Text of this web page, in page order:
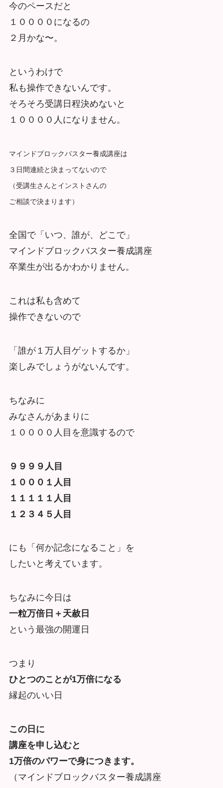
今のペースだと
１００００になるの
２月かな〜。
というわけで
私も操作できないんです。
そろそろ受講日程決めないと
１００００人になりません。
マインドブロックバスター養成講座は
３日間連続と決まってないので
（受講生さんとインストさんの
ご相談で決まります）
全国で「いつ、誰が、どこで」
マインドブロックバスター養成講座
卒業生が出るかわかりません。
これは私も含めて
操作できないので
「誰が１万人目ゲットするか」
楽しみでしょうがないんです。
ちなみに
みなさんがあまりに
１００００人目を意識するので
９９９９人目
１０００１人目
１１１１１人目
１２３４５人目
にも「何か記念になること」を
したいと考えています。
ちなみに今日は
一粒万倍日＋天赦日
という最強の開運日
つまり
ひとつのことが1万倍になる
縁起のいい日
この日に
講座を申し込むと
1万倍のパワーで身につきます。
（マインドブロックバスター養成講座